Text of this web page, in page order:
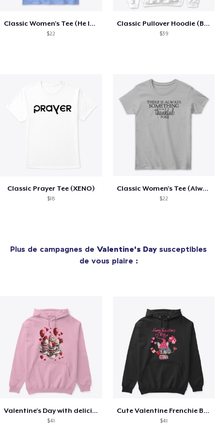
Classic Women's Tee (He Is Faithful)
$22
Classic Pullover Hoodie (Black Letters)
$39
Classic Prayer Tee (XENO)
$18
Classic Women's Tee (Always Thankful)
$22
Plus de campagnes de Valentine's Day susceptibles
de vous plaire :
Valentine's Day with delicious food
$41
Cute Valentine Frenchie Bulldog
$41